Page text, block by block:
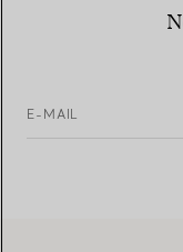
E-MAIL